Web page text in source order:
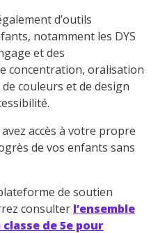
d’outils
notamment les DYS
et des
concentration, oralisation
couleurs et de design
accès à votre propre
de vos enfants sans
de soutien
consulter l’ensemble
de 5e pour